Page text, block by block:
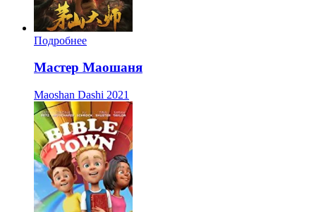
Подробнее
Мастер Маошаня
Maoshan Dashi 2021